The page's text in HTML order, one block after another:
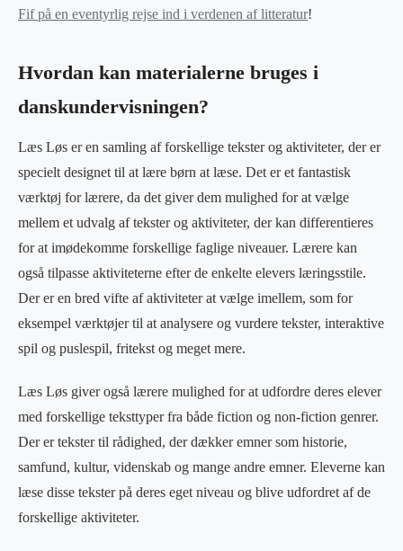
Fif på en eventyrlig rejse ind i verdenen af litteratur!
Hvordan kan materialerne bruges i
danskundervisningen?
Læs Løs er en samling af forskellige tekster og aktiviteter, der er
specielt designet til at lære børn at læse. Det er et fantastisk
værktøj for lærere, da det giver dem mulighed for at vælge
mellem et udvalg af tekster og aktiviteter, der kan differentieres
for at imødekomme forskellige faglige niveauer. Lærere kan
også tilpasse aktiviteterne efter de enkelte elevers læringsstile.
Der er en bred vifte af aktiviteter at vælge imellem, som for
eksempel værktøjer til at analysere og vurdere tekster, interaktive
spil og puslespil, fritekst og meget mere.
Læs Løs giver også lærere mulighed for at udfordre deres elever
med forskellige teksttyper fra både fiction og non-fiction genrer.
Der er tekster til rådighed, der dækker emner som historie,
samfund, kultur, videnskab og mange andre emner. Eleverne kan
læse disse tekster på deres eget niveau og blive udfordret af de
forskellige aktiviteter.